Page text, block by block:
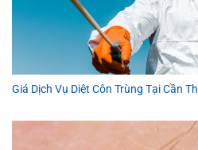
Giá Dịch Vụ Diệt Côn Trùng Tại Cần